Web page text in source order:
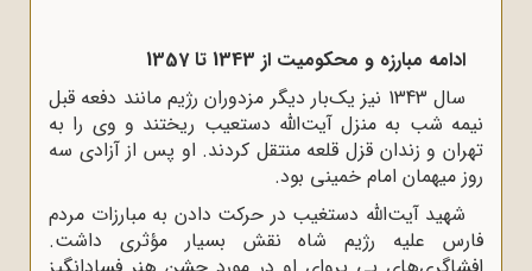
ادامه مبارزه و محکومیت از 1343 تا 1357
سال 1343 نیز یک‌بار دیگر مزدوران رژیم مانند دفعه قبل
نیمه شب به منزل آیت‌الله دستعیب ریختند و وی را به
تهران و زندان قزل قلعه منتقل کردند. او پس از آزادی سه
روز میهمان امام خمینی بود.
شهید آیت‌الله دستغیب در حرکت دادن به مبارزات مردم
فارس علیه رژیم شاه نقش بسیار مؤثری داشت.